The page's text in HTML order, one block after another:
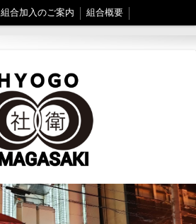
組合加入のご案内 組合概要